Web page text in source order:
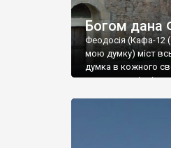
Богом дана
Феодосія (Кафа-12
мою думку) міст
думка в кожного
запрошую